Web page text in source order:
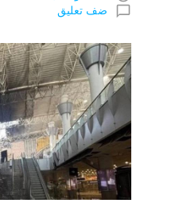
chat_bubble_outline ضف تعليق